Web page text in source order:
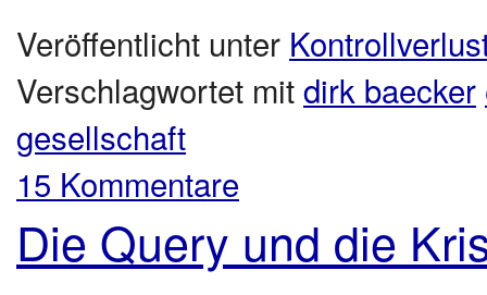
Veröffentlicht unter
Verschlagwortet mitdirk baecker
gesellschaft
15 Kommentare
Die Query und die